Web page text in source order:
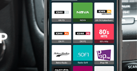
na żywność - teraz albo